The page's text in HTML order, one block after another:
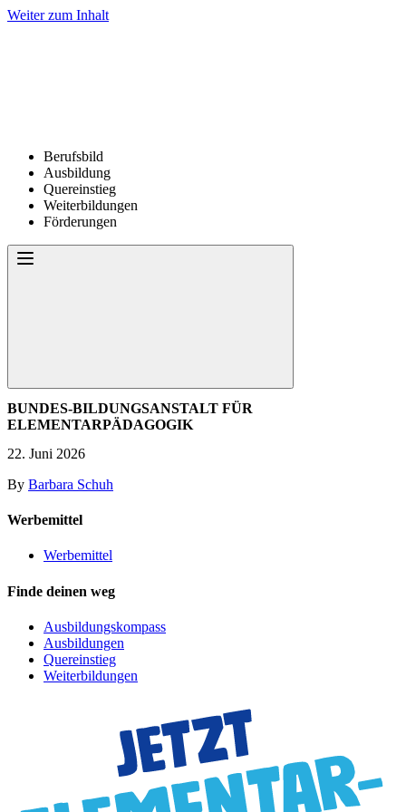
Weiter zum Inhalt
Berufsbild
Ausbildung
Quereinstieg
Weiterbildungen
Förderungen
BUNDES-BILDUNGSANSTALT FÜR
ELEMENTARPÄDAGOGIK
22. Juni 2026
By Barbara Schuh
Werbemittel
Werbemittel
Finde deinen weg
Ausbildungskompass
Ausbildungen
Quereinstieg
Weiterbildungen